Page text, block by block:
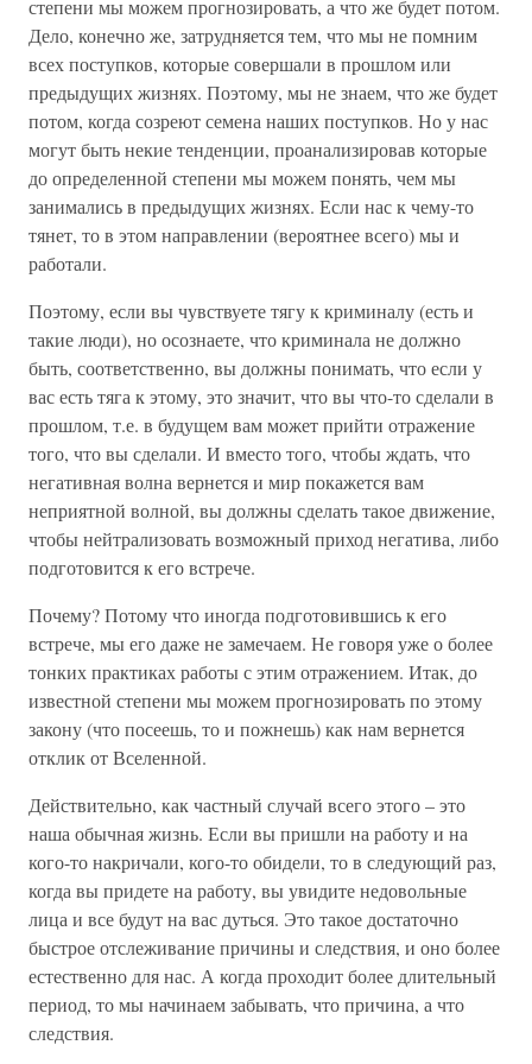
степени мы можем прогнозировать, а что же будет потом.
Дело, конечно же, затрудняется тем, что мы не помним
всех поступков, которые совершали в прошлом или
предыдущих жизнях. Поэтому, мы не знаем, что же будет
потом, когда созреют семена наших поступков. Но у нас
могут быть некие тенденции, проанализировав которые
до определенной степени мы можем понять, чем мы
занимались в предыдущих жизнях. Если нас к чему-то
тянет, то в этом направлении (вероятнее всего) мы и
работали.
Поэтому, если вы чувствуете тягу к криминалу (есть и
такие люди), но осознаете, что криминала не должно
быть, соответственно, вы должны понимать, что если у
вас есть тяга к этому, это значит, что вы что-то сделали в
прошлом, т.е. в будущем вам может прийти отражение
того, что вы сделали. И вместо того, чтобы ждать, что
негативная волна вернется и мир покажется вам
неприятной волной, вы должны сделать такое движение,
чтобы нейтрализовать возможный приход негатива, либо
подготовится к его встрече.
Почему? Потому что иногда подготовившись к его
встрече, мы его даже не замечаем. Не говоря уже о более
тонких практиках работы с этим отражением. Итак, до
известной степени мы можем прогнозировать по этому
закону (что посеешь, то и пожнешь) как нам вернется
отклик от Вселенной.
Действительно, как частный случай всего этого – это
наша обычная жизнь. Если вы пришли на работу и на
кого-то накричали, кого-то обидели, то в следующий раз,
когда вы придете на работу, вы увидите недовольные
лица и все будут на вас дуться. Это такое достаточно
быстрое отслеживание причины и следствия, и оно более
естественно для нас. А когда проходит более длительный
период, то мы начинаем забывать, что причина, а что
следствия.